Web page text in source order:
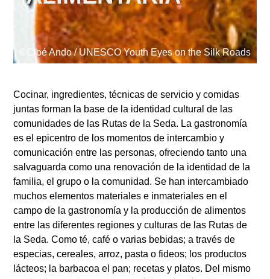
account
menu
Iniciar sesión
©Cloé Ando / UNESCO Youth Eyes on the Silk Roads
Cocinar, ingredientes, técnicas de servicio y comidas
juntas forman la base de la identidad cultural de las
comunidades de las Rutas de la Seda. La gastronomía
es el epicentro de los momentos de intercambio y
comunicación entre las personas, ofreciendo tanto una
salvaguarda como una renovación de la identidad de la
familia, el grupo o la comunidad. Se han intercambiado
muchos elementos materiales e inmateriales en el
campo de la gastronomía y la producción de alimentos
entre las diferentes regiones y culturas de las Rutas de
la Seda. Como té, café o varias bebidas; a través de
especias, cereales, arroz, pasta o fideos; los productos
lácteos; la barbacoa el pan; recetas y platos. Del mismo